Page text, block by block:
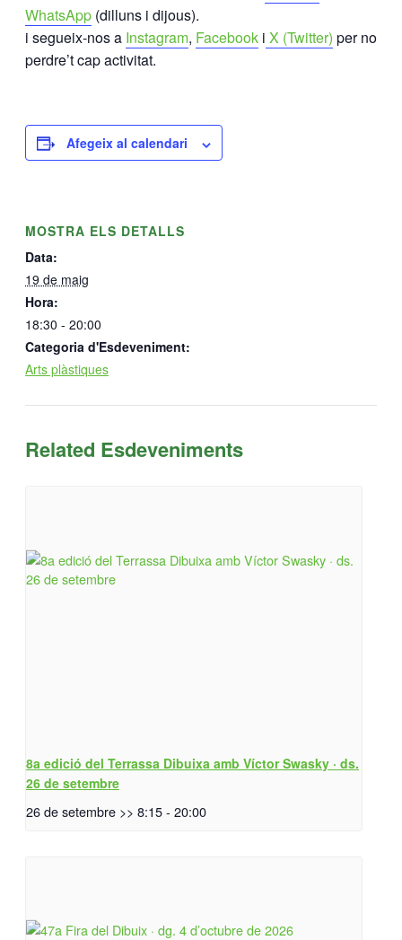
WhatsApp (dilluns i dijous).
i segueix-nos a Instagram, Facebook i X (Twitter) per no
perdre’t cap activitat.
Afegeix al calendari
MOSTRA ELS DETALLS
Data:
19 de maig
Hora:
18:30 - 20:00
Categoria d'Esdeveniment:
Arts plàstiques
Related Esdeveniments
8a edició del Terrassa Dibuixa amb Víctor Swasky · ds.
26 de setembre
26 de setembre >> 8:15- 20:00